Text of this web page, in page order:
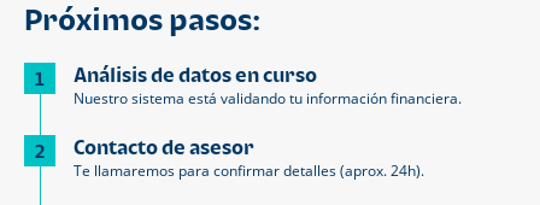
Próximos pasos:
1 Análisis de datos en curso
Nuestro sistema está validando tu información financiera.
2 Contacto de asesor
Te llamaremos para confirmar detalles (aprox. 24h).